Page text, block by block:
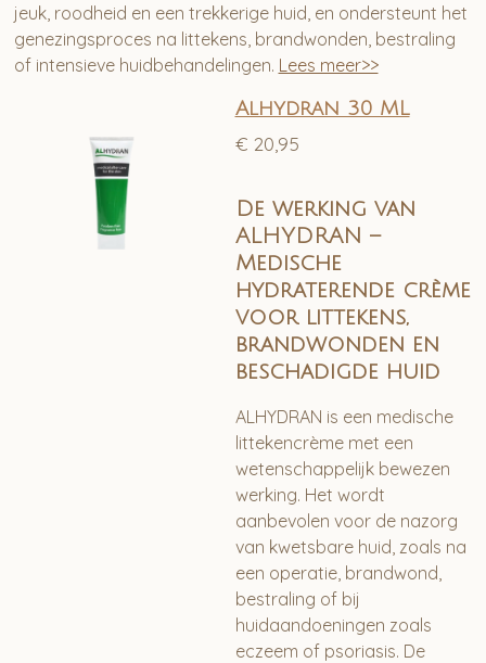
jeuk, roodheid en een trekkerige huid, en ondersteunt het
genezingsproces na littekens, brandwonden, bestraling
of intensieve huidbehandelingen. Lees meer>>
Alhydran 30 ML
€ 20,95
De werking van
ALHYDRAN –
Medische
hydraterende crème
voor littekens,
brandwonden en
beschadigde huid
ALHYDRAN is een medische
littekencrème met een
wetenschappelijk bewezen
werking. Het wordt
aanbevolen voor de nazorg
van kwetsbare huid, zoals na
een operatie, brandwond,
bestraling of bij
huidaandoeningen zoals
eczeem of psoriasis. De